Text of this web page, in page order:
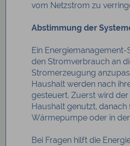
vom Netzstrom zu
Abstimmung der
Ein Energiemanagement-
den Stromverbrauch an
Stromerzeugung
Haushalt werden nach
gesteuert. Zuerst wird
Haushalt genutzt, danach
Wärmepumpe oder in
Bei Fragen hilft die